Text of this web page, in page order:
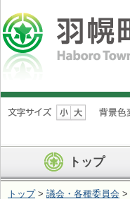
ナ
ビ
ン
を
トップ
トップ> 議会・各種委員会 >